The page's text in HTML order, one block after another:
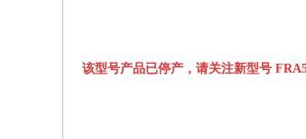
该型号产品已停产，请关注新型号